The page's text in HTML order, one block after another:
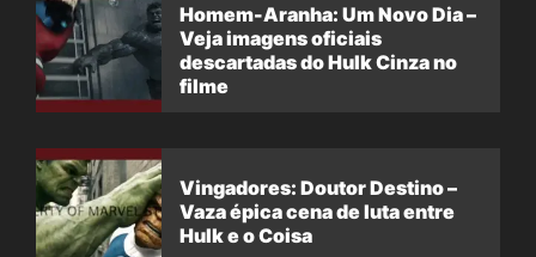
Homem-Aranha: Um Novo Dia –
Veja imagens oficiais
descartadas do Hulk Cinza no
filme
Vingadores: Doutor Destino –
Vaza épica cena de luta entre
Hulk e o Coisa